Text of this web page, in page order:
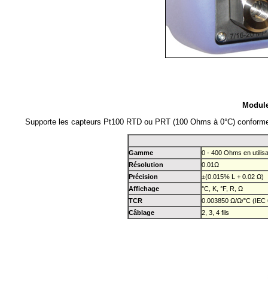
Supporte les capteurs Pt100 RTD ou PRT (100 Ohms à 0°C)
Gamme
0 - 400 Ohms en
Résolution
0.01Ω
Précision
±(0.015% L + 0.02 Ω)
Affichage
°C, K, °F, R, Ω
TCR
0.003850 Ω/Ω/°C (IEC
Câblage
2, 3, 4 fils